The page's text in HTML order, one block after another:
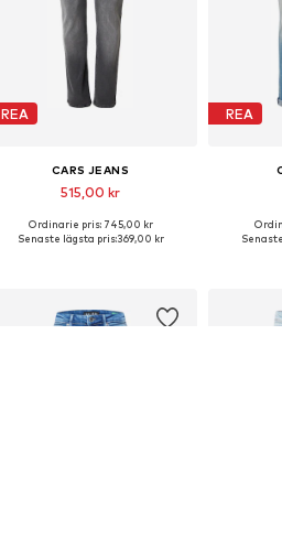
REA
CARS JEANS
515,00 kr
Tillgänglig i många storlekar
Ordinarie pris: 745,00 kr
Senaste lägsta pris:369,00 kr
REA